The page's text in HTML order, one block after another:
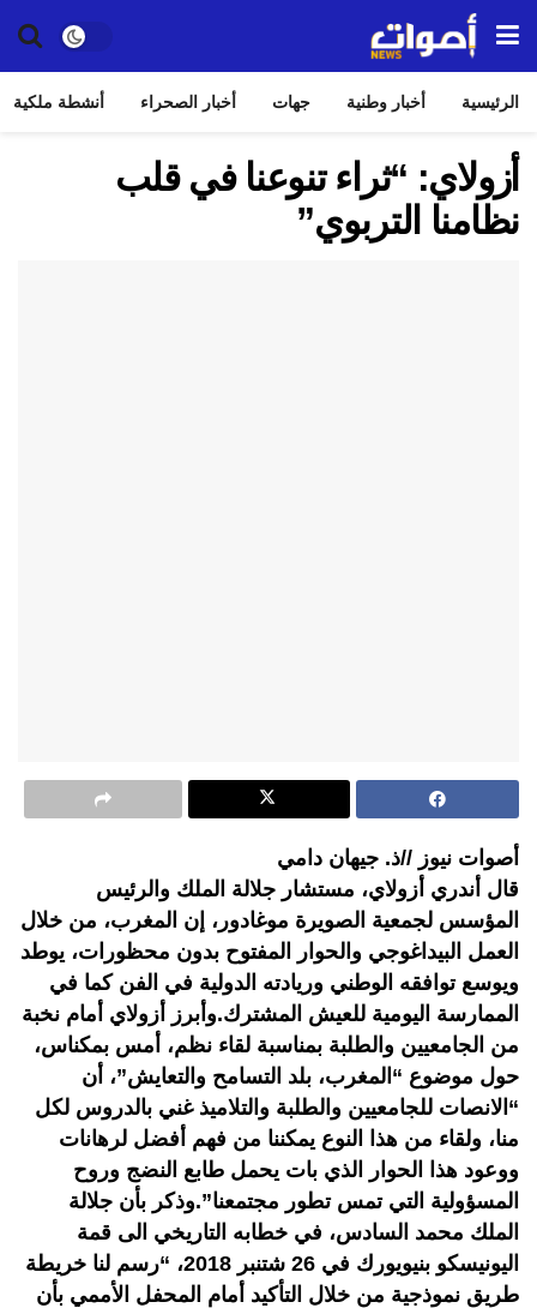
الرئيسية أخبار وطنية جهات أخبار الصحراء أنشطة ملكية
أزولاي: “ثراء تنوعنا في قلب
نظامنا التربوي”
أصوات نيوز //ذ. جيهان دامي
قال أندري أزولاي، مستشار جلالة الملك والرئيس
المؤسس لجمعية الصويرة موغادور، إن المغرب، من خلال
العمل البيداغوجي والحوار المفتوح بدون محظورات، يوطد
ويوسع توافقه الوطني وريادته الدولية في الفن كما في
الممارسة اليومية للعيش المشترك.وأبرز أزولاي أمام نخبة
من الجامعيين والطلبة بمناسبة لقاء نظم، أمس بمكناس،
حول موضوع “المغرب، بلد التسامح والتعايش”، أن
“الانصات للجامعيين والطلبة والتلاميذ غني بالدروس لكل
منا، ولقاء من هذا النوع يمكننا من فهم أفضل لرهانات
ووعود هذا الحوار الذي بات يحمل طابع النضج وروح
المسؤولية التي تمس تطور مجتمعنا”.وذكر بأن جلالة
الملك محمد السادس، في خطابه التاريخي الى قمة
اليونيسكو بنيويورك في 26 شتنبر 2018، “رسم لنا خريطة
طريق نموذجية من خلال التأكيد أمام المحفل الأممي بأن